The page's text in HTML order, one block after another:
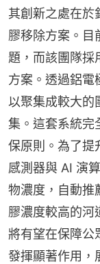
其創新之處在於
膠移除方案。目
題，而該團隊採
方案。透過鋁電
以聚集成較大的
集。這套系統完
保原則。為了提
感測器與 AI 演
物濃度，自動推
膠濃度較高的河
將有望在保障公
發揮顯著作用，